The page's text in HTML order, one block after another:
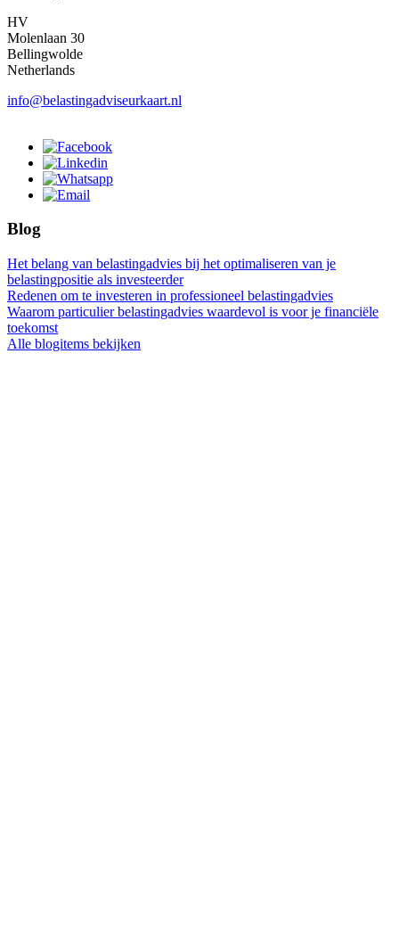
HV
Molenlaan 30
Bellingwolde
Netherlands
info@belastingadviseurkaart.nl
Blog
Het belang van belastingadvies bij het optimaliseren van je
belastingpositie als investeerder
Redenen om te investeren in professioneel belastingadvies
Waarom particulier belastingadvies waardevol is voor je financiële
toekomst
Alle blogitems bekijken